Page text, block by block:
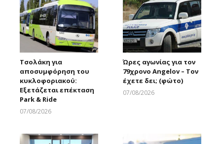
Τσολάκη για
αποσυμφόρηση του
κυκλοφοριακού:
Εξετάζεται επέκταση
Park & Ride
07/08/2026
Ώρες αγωνίας για τον
79χρονο Angelov – Τον
έχετε δει; (φώτο)
07/08/2026